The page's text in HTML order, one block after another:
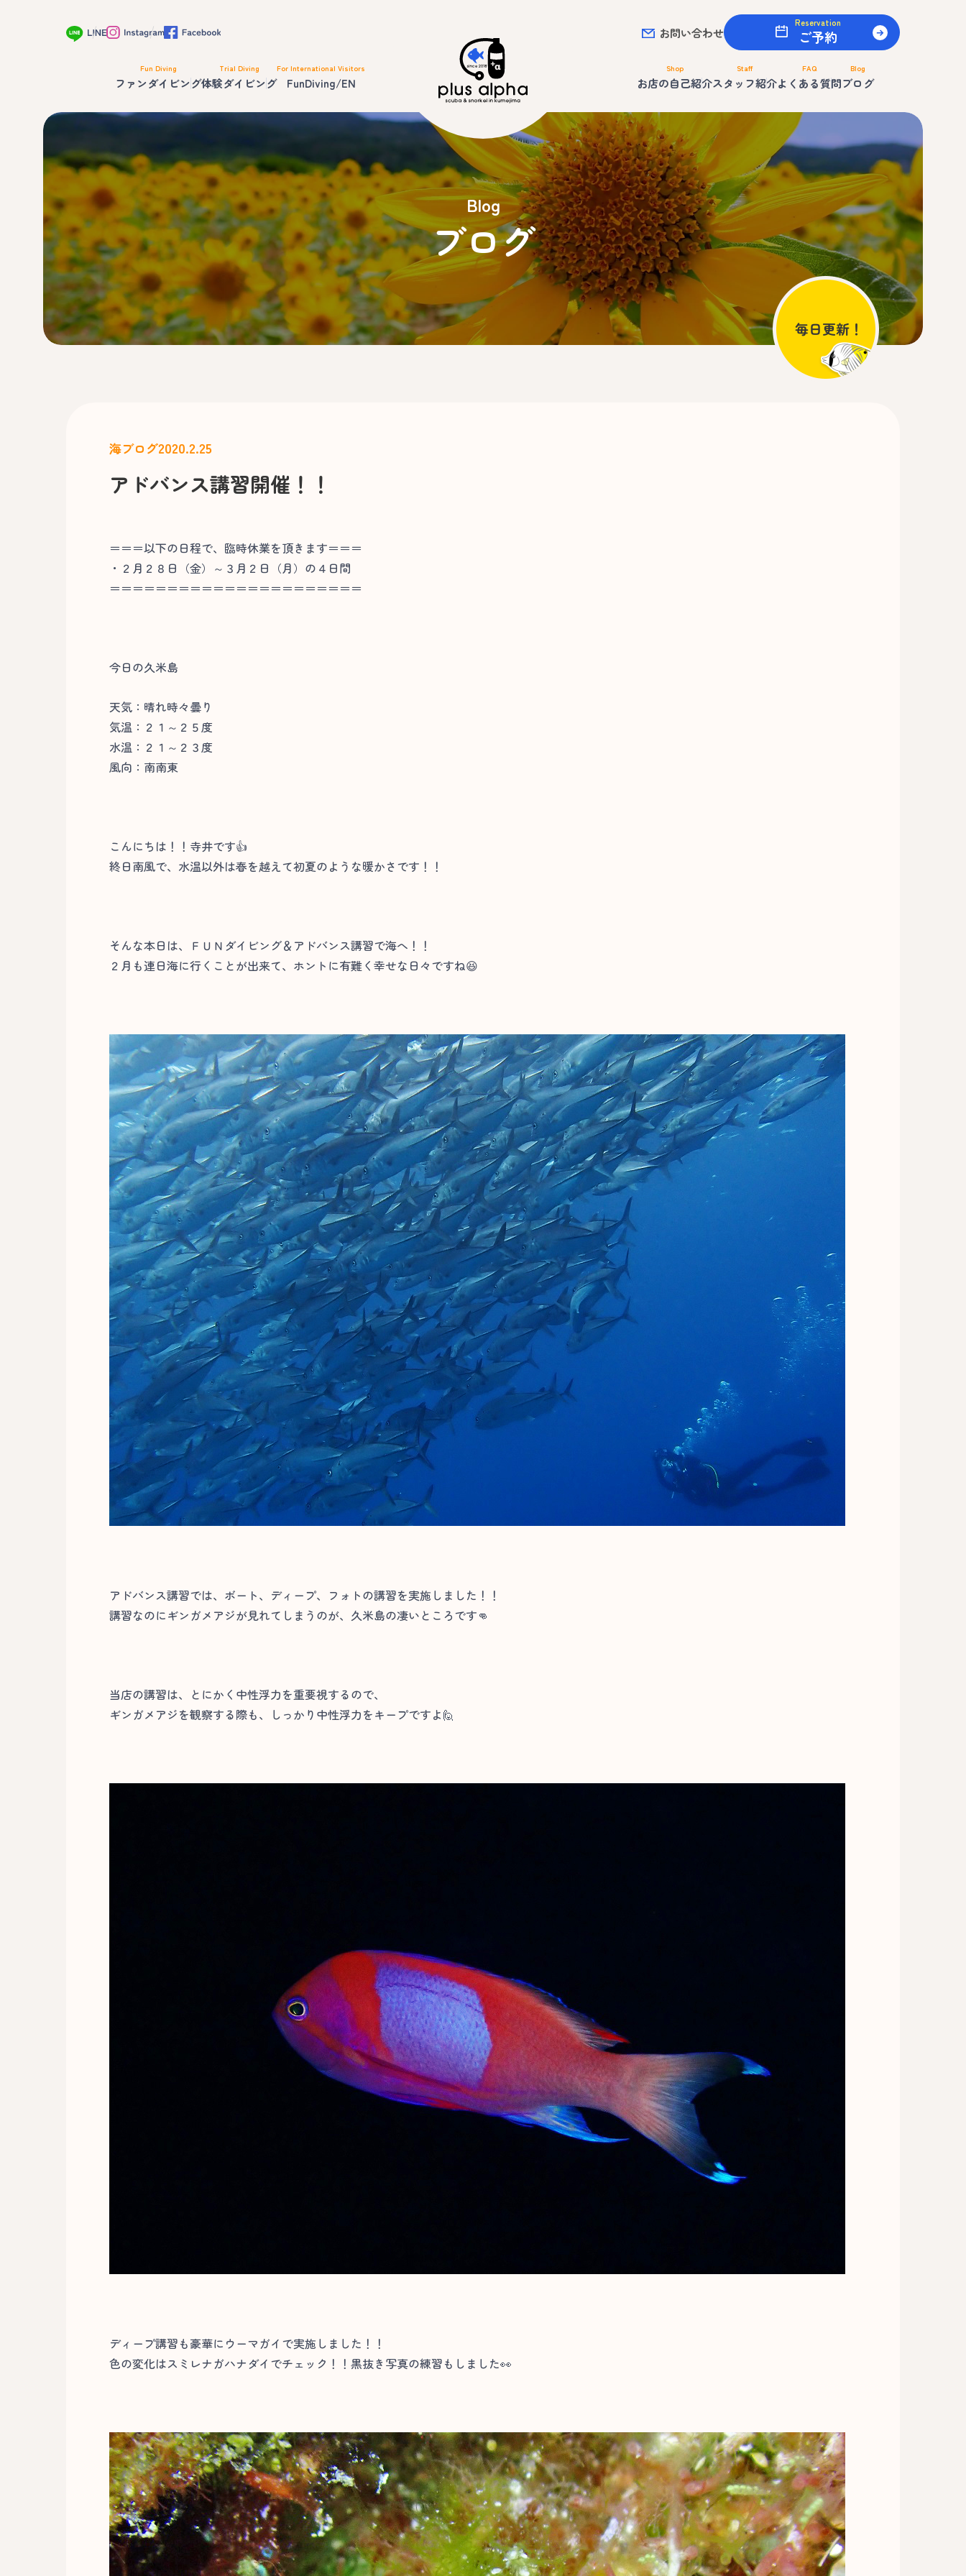
お問い合わせ
Reservation
ご予約
Fun Diving
ファンダイビング
Trial Diving
体験ダイビング
For International Visitors
FunDiving/EN
Shop
お店の自己紹介
Staff
スタッフ紹介
FAQ
よくある質問
Blog
ブログ
Blog
ブログ
海ブログ2020.2.25
アドバンス講習開催！！
＝＝＝以下の日程で、臨時休業を頂きます＝＝＝
・２月２８日（金）～３月２日（月）の４日間
＝＝＝＝＝＝＝＝＝＝＝＝＝＝＝＝＝＝＝＝＝＝
今日の久米島
天気：晴れ時々曇り
気温：２１～２５度
水温：２１～２３度
風向：南南東
こんにちは！！寺井です👍
終日南風で、水温以外は春を越えて初夏のような暖かさです！！
そんな本日は、ＦＵＮダイビング＆アドバンス講習で海へ！！
２月も連日海に行くことが出来て、ホントに有難く幸せな日々ですね😆
アドバンス講習では、ボート、ディープ、フォトの講習を実施しました！！
講習なのにギンガメアジが見れてしまうのが、久米島の凄いところです👊
当店の講習は、とにかく中性浮力を重要視するので、
ギンガメアジを観察する際も、しっかり中性浮力をキープですよ🙋
ディープ講習も豪華にウーマガイで実施しました！！
色の変化はスミレナガハナダイでチェック！！黒抜き写真の練習もしました👀